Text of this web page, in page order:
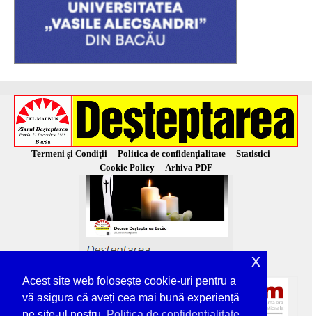
Termeni și Condiții Politica de confidențialitate
Statistici
Cookie Policy
Arhiva PDF
Acest site web folosește cookie-uri pentru a
vă asigura că aveți cea mai bună experiență
x